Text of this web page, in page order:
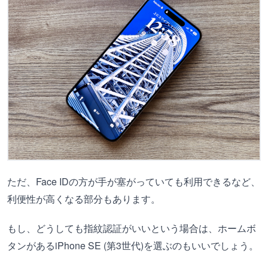
ただ、Face IDの方が手が塞がっていても利用できるなど、
利便性が高くなる部分もあります。
もし、どうしても指紋認証がいいという場合は、ホームボ
タンがあるiPhone SE (第3世代)を選ぶのもいいでしょう。